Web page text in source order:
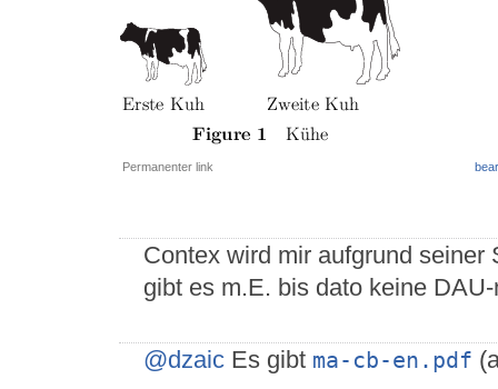
Permanenter link
Contex wird mir aufgrund
gibt es m.E. bis dato keine
@dzaic Es gibt ma-cb-en.pdf